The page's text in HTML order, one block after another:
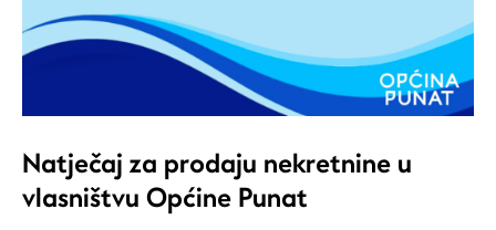
Natječaj za prodaju nekretnine u
vlasništvu Općine Punat